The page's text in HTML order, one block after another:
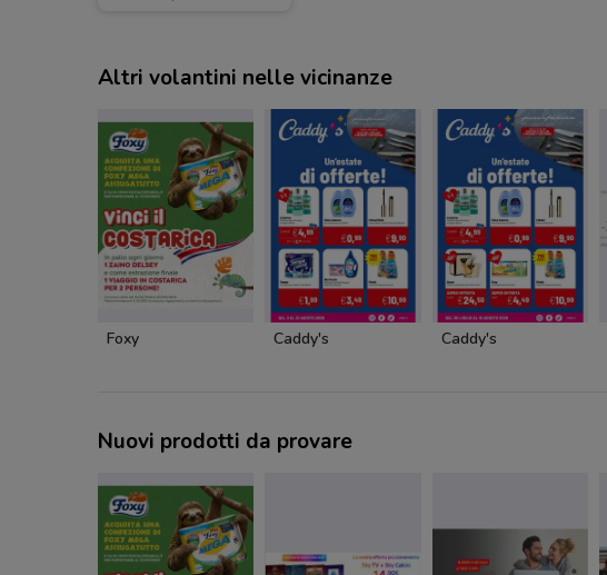
Altri volantini nelle vicinanze
Foxy Caddy's Caddy's
Nuovi prodotti da provare